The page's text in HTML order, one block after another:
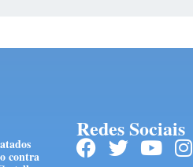
contra
Redes Sociais